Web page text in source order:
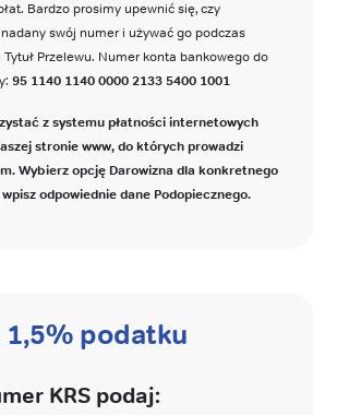
Bardzo prosimy upewnić się, czy
swój numer i używać go podczas
Przelewu. Numer konta bankowego do
95 1140 1140 0000 2133 5400 1001
z systemu płatności internetowych
stronie www, do których prowadzi
Wybierz opcję Darowizna dla konkretnego
odpowiednie dane Podopiecznego.
1,5% podatku
KRS podaj: